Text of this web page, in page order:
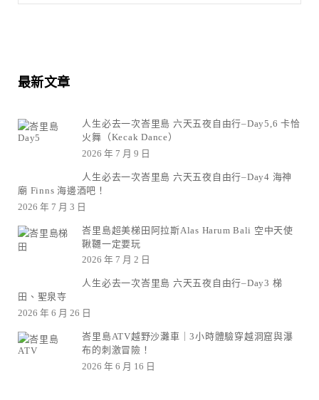
最新文章
人生必去一次峇里島 六天五夜自由行–Day5,6 卡恰
火舞（Kecak Dance）
2026 年 7 月 9 日
人生必去一次峇里島 六天五夜自由行–Day4 海神
廟 Finns 海邊酒吧！
2026 年 7 月 3 日
峇里島超美梯田阿拉斯Alas Harum Bali 空中天使
鞦韆一定要玩
2026 年 7 月 2 日
人生必去一次峇里島 六天五夜自由行–Day3 梯
田、聖泉寺
2026 年 6 月 26 日
峇里島ATV越野沙灘車｜3小時體驗穿越洞窟與瀑
布的刺激冒險！
2026 年 6 月 16 日